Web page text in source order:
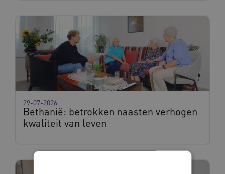
Bethanië: betrokken naasten verhogen
kwaliteit van leven
29-07-2026